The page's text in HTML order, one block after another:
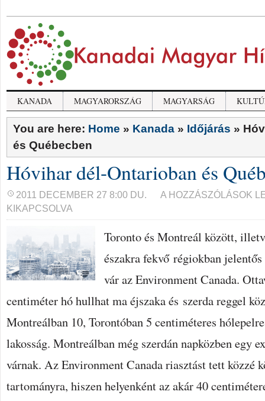
KANADA MAGYARORSZÁG MAGYARSÁG
You are here: Home » Kanada » Időjárás »
és Québecben
Hóvihar dél-Ontarioban és
2011 DECEMBER 27 8:00 DU.
HÓVIHAR
ÉS
BEJEGYZÉSHEZ
A HOZZÁSZÓLÁSOK
KIKAPCSOLVA
Toronto és Montreál között,
északra fekvő régiokban
vár az Environment Canada.
centiméter hó hullhat ma éjszaka és szerda reggel
Montreálban 10, Torontóban 5 centiméteres
lakosság. Montreálban még szerdán napközben egy
várnak. Az Environment Canada riasztást tett közzé
tartományra, hiszen helyenként az akár 40